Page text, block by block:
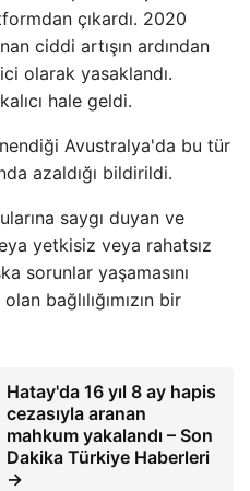
çıkardı. 2020
ciddi artışın ardından
olarak yasaklandı.
hale geldi.
Avustralya'da bu tür
azaldığı bildirildi.
saygı duyan ve
yetkisiz veya rahatsız
sorunlar yaşamasını
bağlılığımızın bir
Hatay'da 16 yıl 8 ay hapis
cezasıyla aranan
mahkum yakalandı – Son
Dakika Türkiye Haberleri
→